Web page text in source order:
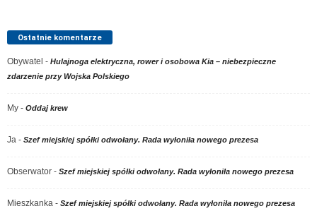
Ostatnie komentarze
Obywatel - Hulajnoga elektryczna, rower i osobowa Kia – niebezpieczne
zdarzenie przy Wojska Polskiego
My - Oddaj krew
Ja - Szef miejskiej spółki odwołany. Rada wyłoniła nowego prezesa
Obserwator - Szef miejskiej spółki odwołany. Rada wyłoniła nowego prezesa
Mieszkanka - Szef miejskiej spółki odwołany. Rada wyłoniła nowego prezesa